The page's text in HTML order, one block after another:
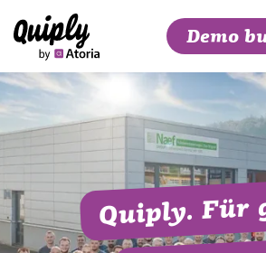
Demo
Quiply. Für